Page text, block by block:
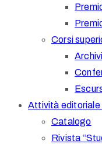
Corsi
Attività editoriale
Catalogo
Rivista